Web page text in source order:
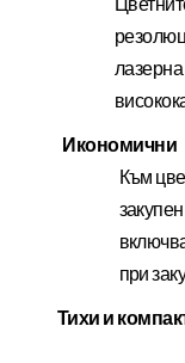
Икономични
Към
при
Тихи и